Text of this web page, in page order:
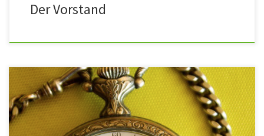
Der Vorstand
Flohmarkt: am 01. November 2026 in der Römerhalle Ober